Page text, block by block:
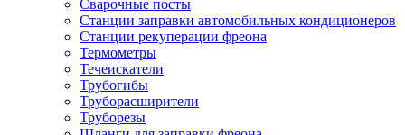
Сварочные посты
Станции заправки автомобильных кондиционеров
Станции рекуперации фреона
Термометры
Течеискатели
Трубогибы
Труборасширители
Труборезы